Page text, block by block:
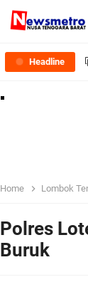
Headline
Home Lombok
Polres
Buruk